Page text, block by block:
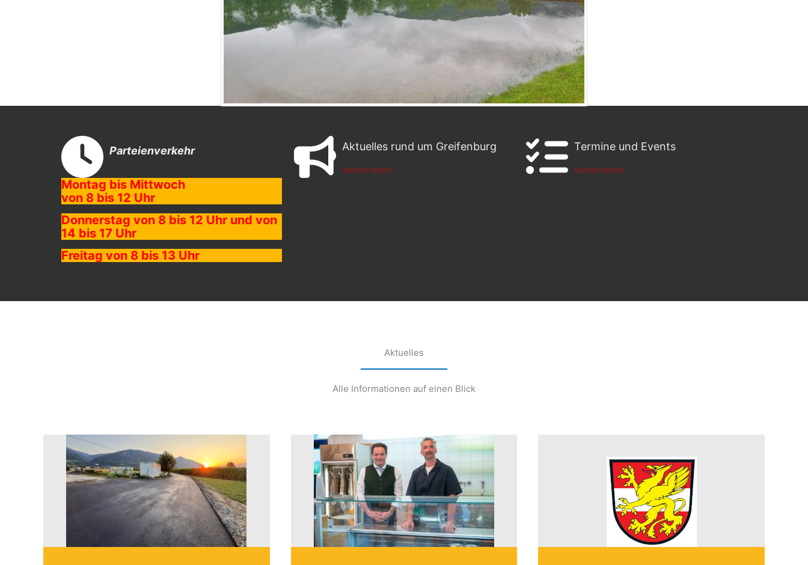
Parteienverkehr
Montag bis Mittwoch
von 8 bis 12 Uhr
Donnerstag von 8 bis 12 Uhr und von
14 bis 17 Uhr
Freitag von 8 bis 13 Uhr
Aktuelles rund um Greifenburg
weiterlesen
Termine und Events
weiterlesen
Aktuelles
Alle Informationen auf einen Blick